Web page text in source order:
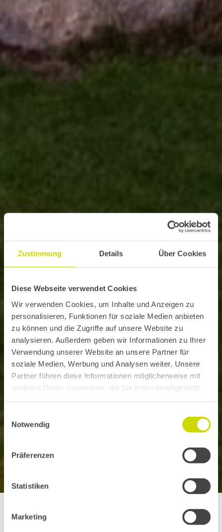
Zustimmung Details Über Cookies
Diese Webseite verwendet Cookies
Wir verwenden Cookies, um Inhalte und Anzeigen zu
personalisieren, Funktionen für soziale Medien anbieten
zu können und die Zugriffe auf unsere Website zu
analysieren. Außerdem geben wir Informationen zu Ihrer
Verwendung unserer Website an unsere Partner für
soziale Medien, Werbung und Analysen weiter. Unsere
Partner führen diese Informationen möglicherweise mit
weiteren Daten zusammen, die Sie ihnen bereitgestellt
Notwendig
Präferenzen
Statistiken
Marketing
Von M SORA erfuhr ich zum ersten Mal als ich